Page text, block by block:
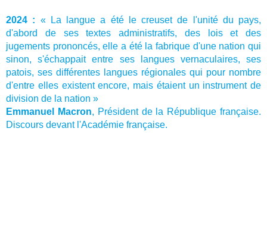
2024 : « La langue a été le creuset de l'unité du pays,
d'abord de ses textes administratifs, des lois et des
jugements prononcés, elle a été la fabrique d'une nation qui
sinon, s'échappait entre ses langues vernaculaires, ses
patois, ses différentes langues régionales qui pour nombre
d'entre elles existent encore, mais étaient un instrument de
division de la nation »
Emmanuel Macron, Président de la République française.
Discours devant l'Académie française.